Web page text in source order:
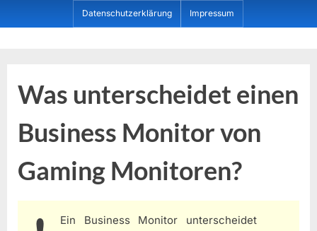
to
Datenschutzerklärung Impressum
Was unterscheidet einen
Business Monitor von
Gaming Monitoren?
Ein Business Monitor unterscheidet